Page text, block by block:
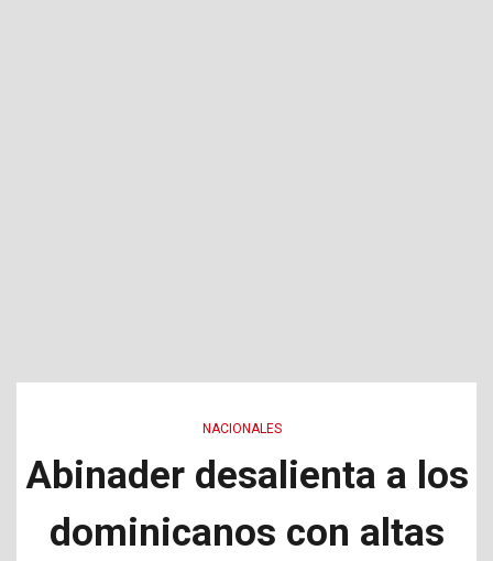
NACIONALES
Abinader desalienta a los
dominicanos con altas